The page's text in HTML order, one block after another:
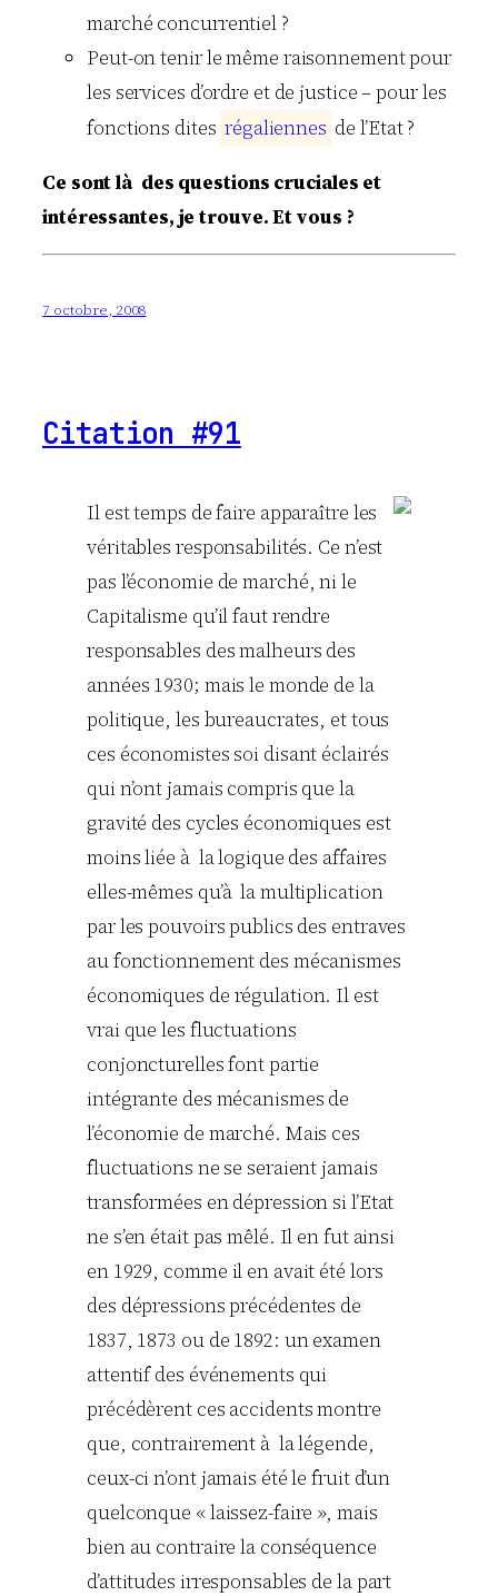
marché concurrentiel ?
Peut-on tenir le même raisonnement pour
les services d’ordre et de justice – pour les
fonctions dites régaliennes de l’Etat ?
Ce sont là des questions cruciales et
intéressantes, je trouve. Et vous ?
7 octobre, 2008
Citation #91
Il est temps de faire apparaître les
véritables responsabilités. Ce n’est
pas l’économie de marché, ni le
Capitalisme qu’il faut rendre
responsables des malheurs des
années 1930; mais le monde de la
politique, les bureaucrates, et tous
ces économistes soi disant éclairés
qui n’ont jamais compris que la
gravité des cycles économiques est
moins liée à la logique des affaires
elles-mêmes qu’à la multiplication
par les pouvoirs publics des entraves
au fonctionnement des mécanismes
économiques de régulation. Il est
vrai que les fluctuations
conjoncturelles font partie
intégrante des mécanismes de
l’économie de marché. Mais ces
fluctuations ne se seraient jamais
transformées en dépression si l’Etat
ne s’en était pas mêlé. Il en fut ainsi
en 1929, comme il en avait été lors
des dépressions précédentes de
1837, 1873 ou de 1892: un examen
attentif des événements qui
précédèrent ces accidents montre
que, contrairement à la légende,
ceux-ci n’ont jamais été le fruit d’un
quelconque « laissez-faire », mais
bien au contraire la conséquence
d’attitudes irresponsables de la part